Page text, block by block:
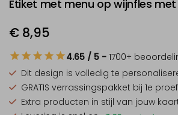
Etiket met menu op wijnfles
€ 8,95
4.65 / 5 - 1700+
Dit design is volledig te
GRATIS verrassingspakket bij 1e
Extra producten in stijl van jouw